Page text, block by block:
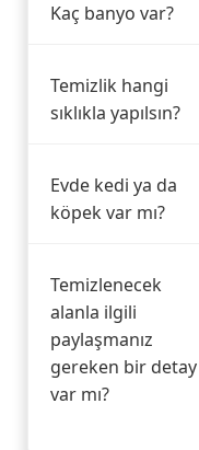
Kaç banyo var?
Temizlik hangi
sıklıkla yapılsın?
Evde kedi ya da
köpek var mı?
Temizlenecek
alanla ilgili
paylaşmanız
gereken bir detay
var mı?